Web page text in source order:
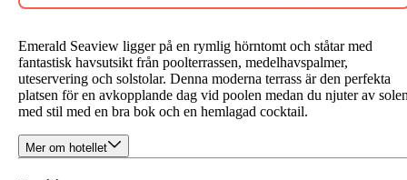
Emerald Seaview ligger på en rymlig hörntomt och ståtar med
fantastisk havsutsikt från poolterrassen, medelhavspalmer,
uteservering och solstolar. Denna moderna terrass är den perfekta
platsen för en avkopplande dag vid poolen medan du njuter av
med stil med en bra bok och en hemlagad cocktail.
Mer om hotellet